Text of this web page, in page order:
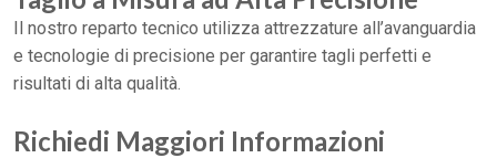
Il nostro reparto tecnico utilizza attrezzature all’avanguardia
e tecnologie di precisione per garantire tagli perfetti e
risultati di alta qualità.
Richiedi Maggiori Informazioni